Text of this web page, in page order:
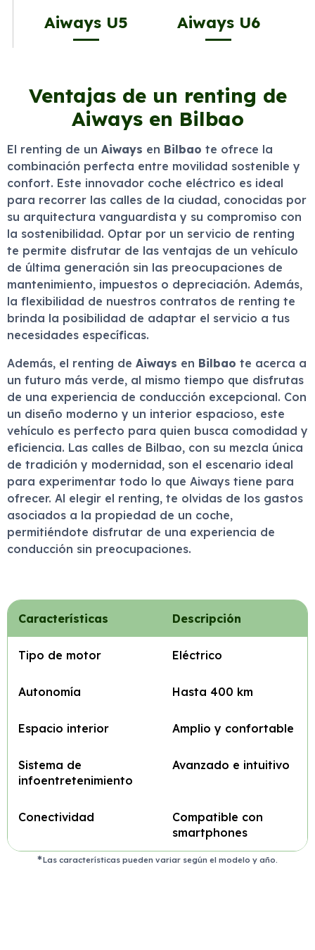
Aiways U5 Aiways U6
Ventajas de un renting de
Aiways en Bilbao
El renting de un Aiways en Bilbao te ofrece la
combinación perfecta entre movilidad sostenible y
confort. Este innovador coche eléctrico es ideal
para recorrer las calles de la ciudad, conocidas por
su arquitectura vanguardista y su compromiso con
la sostenibilidad. Optar por un servicio de renting
te permite disfrutar de las ventajas de un vehículo
de última generación sin las preocupaciones de
mantenimiento, impuestos o depreciación. Además,
la flexibilidad de nuestros contratos de renting te
brinda la posibilidad de adaptar el servicio a tus
necesidades específicas.
Además, el renting de Aiways en Bilbao te acerca a
un futuro más verde, al mismo tiempo que disfrutas
de una experiencia de conducción excepcional. Con
un diseño moderno y un interior espacioso, este
vehículo es perfecto para quien busca comodidad y
eficiencia. Las calles de Bilbao, con su mezcla única
de tradición y modernidad, son el escenario ideal
para experimentar todo lo que Aiways tiene para
ofrecer. Al elegir el renting, te olvidas de los gastos
asociados a la propiedad de un coche,
permitiéndote disfrutar de una experiencia de
conducción sin preocupaciones.
Características Descripción
Tipo de motor Eléctrico
Autonomía Hasta 400 km
Espacio interior Amplio y confortable
Sistema de
infoentretenimiento
Avanzado e intuitivo
Conectividad
Compatible con
smartphones
Las características pueden variar según el modelo y año.